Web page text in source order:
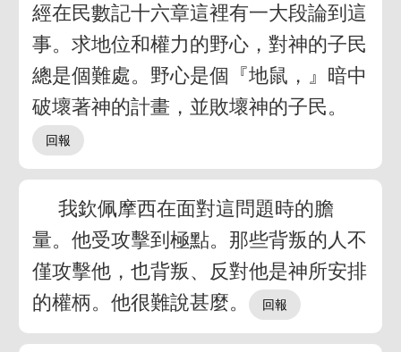
經在民數記十六章這裡有一大段論到這
事。求地位和權力的野心，對神的子民
總是個難處。野心是個『地鼠，』暗中
破壞著神的計畫，並敗壞神的子民。
我欽佩摩西在面對這問題時的膽
量。他受攻擊到極點。那些背叛的人不
僅攻擊他，也背叛、反對他是神所安排
的權柄。他很難說甚麼。